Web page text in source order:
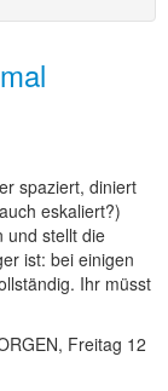
spaziert, diniert
eskaliert?)
und stellt die
ist: bei einigen
Ihr müsst
Freitag 12